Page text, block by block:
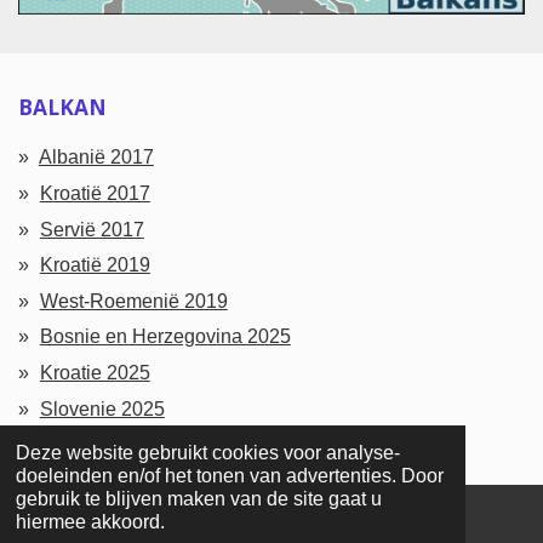
Deze website gebruikt cookies voor analyse-
doeleinden en/of het tonen van advertenties. Door
gebruik te blijven maken van de site gaat u
hiermee akkoord.
BALKAN
Albanië 2017
Kroatië 2017
Servië 2017
Kroatië 2019
West-Roemenië 2019
Bosnie en Herzegovina 2025
Kroatie 2025
Slovenie 2025